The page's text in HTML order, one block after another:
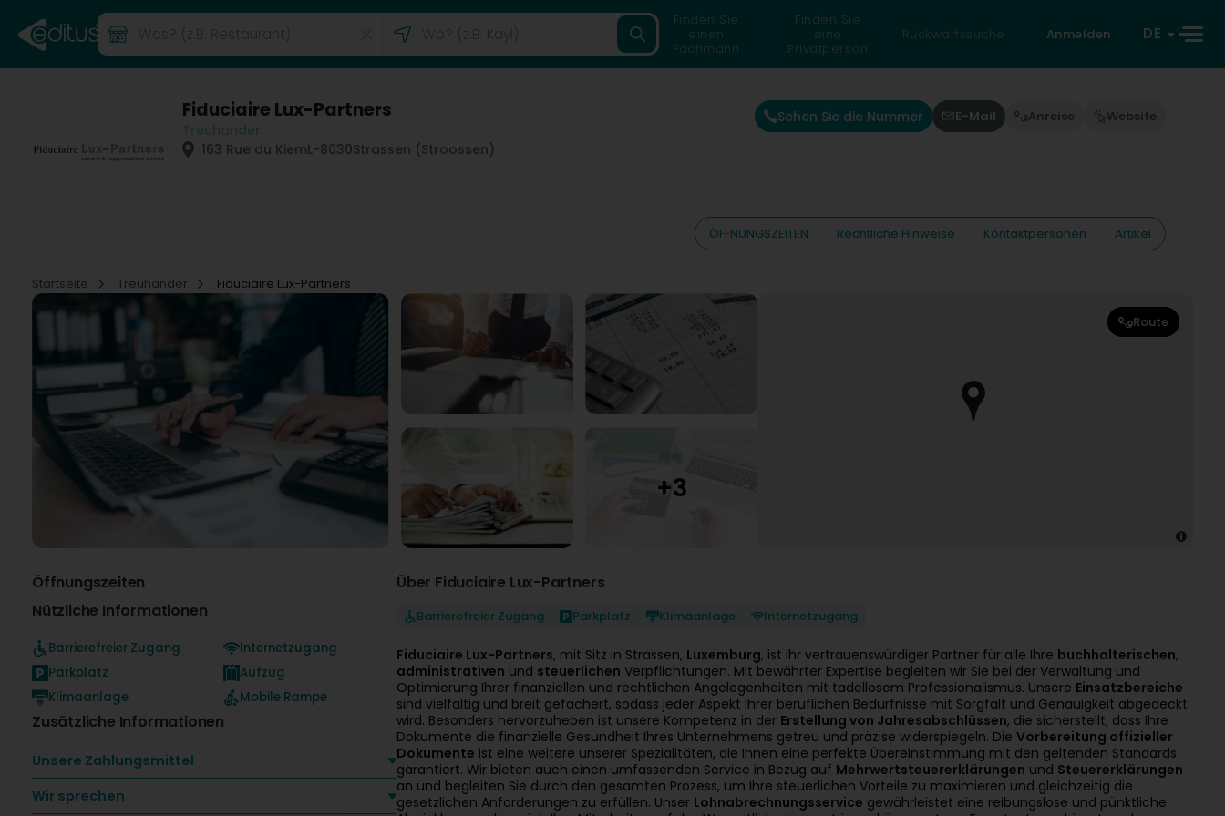
Finden Sie
einen
Fachmann
Finden Sie
eine
Privatperson
Rückwärtssuche Anmelden DE
Fiduciaire Lux-Partners
163 Rue du KiemL-8030Strassen (Stroossen)
Sehen Sie die Nummer E-Mail Anreise Website
ÖFFNUNGSZEITEN Rechtliche Hinweise Kontaktpersonen Artikel
Startseite Treuhänder Fiduciaire Lux-Partners
Route
Öffnungszeiten
Nützliche Informationen
Barrierefreier Zugang
Parkplatz
Klimaanlage
Internetzugang
Aufzug
Mobile Rampe
Zusätzliche Informationen
Unsere Zahlungsmittel
Wir sprechen
Über Fiduciaire Lux-Partners
Barrierefreier Zugang Parkplatz Klimaanlage Internetzugang
Fiduciaire Lux-Partners, mit Sitz in Strassen, Luxemburg, ist Ihr vertrauenswürdiger Partner für alle Ihre buchhalterischen,
administrativen und steuerlichen Verpflichtungen. Mit bewährter Expertise begleiten wir Sie bei der Verwaltung und
Optimierung Ihrer finanziellen und rechtlichen Angelegenheiten mit tadellosem Professionalismus. Unsere Einsatzbereiche
sind vielfältig und breit gefächert, sodass jeder Aspekt Ihrer beruflichen Bedürfnisse mit Sorgfalt und Genauigkeit abgedeckt
wird. Besonders hervorzuheben ist unsere Kompetenz in der Erstellung von Jahresabschlüssen, die sicherstellt, dass Ihre
Dokumente die finanzielle Gesundheit Ihres Unternehmens getreu und präzise widerspiegeln. Die Vorbereitung offizieller
Dokumente ist eine weitere unserer Spezialitäten, die Ihnen eine perfekte Übereinstimmung mit den geltenden Standards
garantiert. Wir bieten auch einen umfassenden Service in Bezug auf Mehrwertsteuererklärungen und Steuererklärungen
an und begleiten Sie durch den gesamten Prozess, um Ihre steuerlichen Vorteile zu maximieren und gleichzeitig die
gesetzlichen Anforderungen zu erfüllen. Unser Lohnabrechnungsservice gewährleistet eine reibungslose und pünktliche